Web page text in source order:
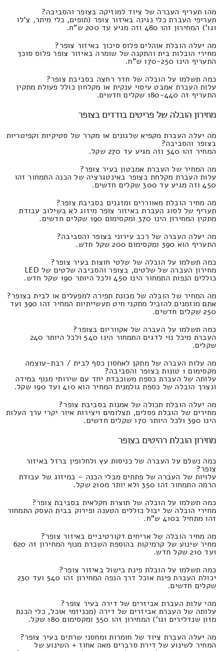
מהו תעריף העברה של ציוד למוזיקה בצופר והסביבה?
תעריפי העברת כלי נגינה באיזור צופר (תופים, כלי מיתר, צ'לו
וגו') המחירון זהו 480 וזה מגיע עד 200 ש"ח.
מה יעלה הובלת אוהלים פלוס סיכוך באיזור צופר?
מחירי הובלות בית והתקנה של שומרה באיזור צופר פלוס סוכך
התעריף הינו 170-250 ש"ח.
כמה תשלמו על הובלה של חדר רחצה בסביבת צופר?
עלות העברת אמבט עיסוי ענקית או מקלחון כולל פעולת מתקין
התעריף זה 180-440 שקלים חדשים.
מחירון הובלה של פריטים בודדים בצופר
מה יעלה העברת מקפיא שלגונים או מקרר של סטיקיות וקפיטריות
בצופר והסביבה?
המחיר זהו 340 וזה מגיע עד 270 שקל.
מה המחיר של העברת אמבטון בעיר צופר?
עלות העברת מקלחת בצופר באינטגרציה של הכנה התמחור זהו
450 וזה מגיע עד 300 שקלים חדשים.
מה מחיר הובלת מאווררים ומזגנים בסביבת צופר?
תעריף של לסוג העברת באיזור צופר מיזוג לא בשילוב עבודת
מתקין המחירון הינו 370 ומקסימום 190 שקלים חדשים.
מה יעלה העברה של רכב עירוני בצופר והסביבה?
התעריף הוא 390 ומקסימום 200 שקל חדש.
כמה תשלמו על הובלה של שלטי חוצות בעיר צופר?
מחירון העברה של שלטים, בצופר והסביבה שלטים של LED
כוללים הנפות התמחור הינו 450 ולכל היותר 190 שקל חדש.
מה המחיר של הובלה של מכונת תפירה למפעלים או לבית בצופר?
אתם מוזמנים להוביל מתקני חיט תעשייתיות המחיר זהו 390 ועד
250 שקלים חדשים.
כמה תשלמו על העברה של אקווריום בצופר?
העברת מיכל נוי לדגים התמחור הינו 540 ולכל היותר 240
שקלים.
מה עלות העברה של מתקן לאחסון כסף לבית / רבת-עוצמה
מקסימום 1 טונות בצופר והסביבה?
עלותה של העברת כספת משוכבדת יחד עם שירותי מנוף במידה
ונצרך הובלה של כספת גולמנית המחיר הוא 410 ועד 190 שקל.
מה יעלה הובלת תכולה של אמנות בסביבת צופר?
מחירים של הובלת פסלים, תצלומים ויצירות איור יקרי ערך העלות
הינו 390 ולכל היותר 170 שקלים חדשים.
מחירון הובלת רהיטים בצופר
כמה נשלם על העברה של כניסות עץ ולחלופין ברזל באיזור
צופר?
עלויות של העברה של פתחים מבלי הכנה – במיזוג של עבודת
הרמה התמחור זהו 350 ולא יותר מ210 שקל.
כמה תשלמו על הובלה של תוצרת חקלאית בסביבת צופר?
מחירי הובלה של יבול כוללים הטענה ופירוק בבית העסק התמחור
זהו מתחיל ב410 ש"ח.
מה מחיר הובלה של אריחים דקורטיביים באיזור צופר?
מחיר שינוע של קרמיקות בהוספת השכרת מנוף המחירון זה 620
ועד 210 שקל חדש.
כמה תשלמו על הובלת פינת בישול באיזור צופר?
יכולת העברת פינת אוכל דרך הנפה המחירון זהו 540 ועד 230
שקלים חדשים.
מהי עלות העברת אביזרים של דירה בעיר צופר?
עלותה של העברת אביזרים של דירה (מכניזמי אוכל, כלי הכנת
מזון שנדלירים וגו') המחירון זהו 350 ומקסימום 180 שקל.
מה יעלה העברת ציוד של חומרות ומחסני שרתים בעיר צופר?
המחיר לשינוע של דירת סרברים מאה אחוז + השינוע של